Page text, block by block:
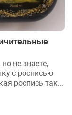
не знаете,
с росписью
роспись так...